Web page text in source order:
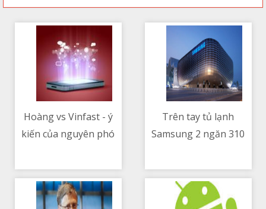
Hoàng vs Vinfast - ý
kiến của nguyên phó
HCM
Trên tay tủ lạnh
Samsung 2 ngăn 310